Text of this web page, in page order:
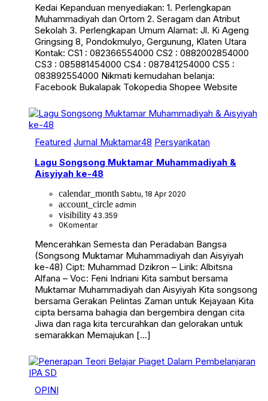
Kedai Kepanduan menyediakan: 1. Perlengkapan
Muhammadiyah dan Ortom 2. Seragam dan Atribut
Sekolah 3. Perlengkapan Umum Alamat: Jl. Ki Ageng
Gringsing 8, Pondokmulyo, Gergunung, Klaten Utara
Kontak: CS1 : 082366554000 CS2 : 0882002854000
CS3 : 085881454000 CS4 : 087841254000 CS5 :
083892554000 Nikmati kemudahan belanja:
Facebook Bukalapak Tokopedia Shopee Website
Featured Jurnal Muktamar48 Persyarikatan
Lagu Songsong Muktamar Muhammadiyah &
Aisyiyah ke-48
calendar_month Sabtu, 18 Apr 2020
account_circle admin
visibility 43.359
0Komentar
Mencerahkan Semesta dan Peradaban Bangsa
(Songsong Muktamar Muhammadiyah dan Aisyiyah
ke-48) Cipt: Muhammad Dzikron – Lirik: Albitsna
Alfana – Voc: Feni Indriani Kita sambut bersama
Muktamar Muhammadiyah dan Aisyiyah Kita songsong
bersama Gerakan Pelintas Zaman untuk Kejayaan Kita
cipta bersama bahagia dan bergembira dengan cita
Jiwa dan raga kita tercurahkan dan gelorakan untuk
semarakkan Memajukan […]
OPINI